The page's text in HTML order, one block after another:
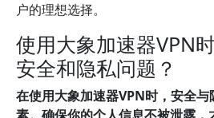
户的理想选择。
使用大象加速器VPN
安全和隐私问题？
在使用大象加速器VPN时，安全